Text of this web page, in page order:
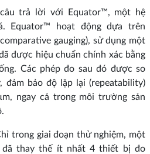
trả lời với Equator™, một hệ
Equator™ hoạt động dựa trên
gauging), sử dụng một
được hiệu chuẩn chính xác bằng
Các phép đo sau đó được so
đảm bảo độ lặp lại (repeatability)
ngay cả trong môi trường sản
trong giai đoạn thử nghiệm, một
đã thay thế ít nhất 4 thiết bị đo